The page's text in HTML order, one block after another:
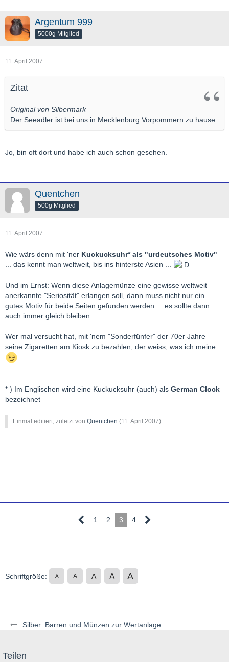
Silber: Barren und Münzen zur Wertanlage
Argentum 999
5000g Mitglied
11. April 2007
Zitat
Original von Silbermark
Der Seeadler ist bei uns in Mecklenburg Vorpommern zu hause.
Jo, bin oft dort und habe ich auch schon gesehen.
Quentchen
500g Mitglied
11. April 2007
Wie wärs denn mit 'ner Kuckucksuhr* als "urdeutsches Motiv"
... das kennt man weltweit, bis ins hinterste Asien ...
Und im Ernst: Wenn diese Anlagemünze eine gewisse weltweit
anerkannte "Seriosität" erlangen soll, dann muss nicht nur ein
gutes Motiv für beide Seiten gefunden werden ... es sollte dann
auch immer gleich bleiben.
Wer mal versucht hat, mit 'nem "Sonderfünfer" der 70er Jahre
seine Zigaretten am Kiosk zu bezahlen, der weiss, was ich meine ...
* ) Im Englischen wird eine Kuckucksuhr (auch) als German Clock
bezeichnet
Einmal editiert, zuletzt von Quentchen (11. April 2007)
1 2 3 4
Schriftgröße: A A A A A
Teilen